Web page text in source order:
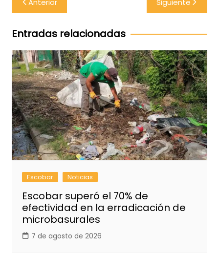
de
entradas
Anterior Siguiente
Entradas relacionadas
Escobar Noticias
Escobar superó el 70% de
efectividad en la erradicación de
microbasurales
7 de agosto de 2026